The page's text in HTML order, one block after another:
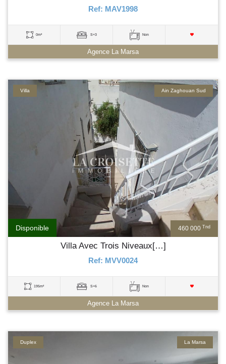
Ref: MAV1998
0m² S+3 Non
Agence La Marsa
460 000 Tnd
Disponible
Ain Zaghouan Sud
Villa
Villa Avec Trois Niveaux[…]
Ref: MVV0024
195m² S+6 Non
Agence La Marsa
La Marsa
Duplex